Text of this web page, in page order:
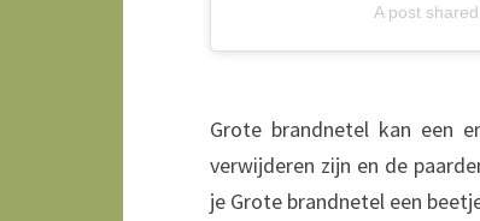
A post
Grote brandnetel kan een
verwijderen zijn en de
je Grote brandnetel een